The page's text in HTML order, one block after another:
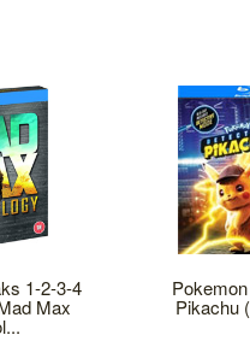
1-2-3-4
Max Pikachu